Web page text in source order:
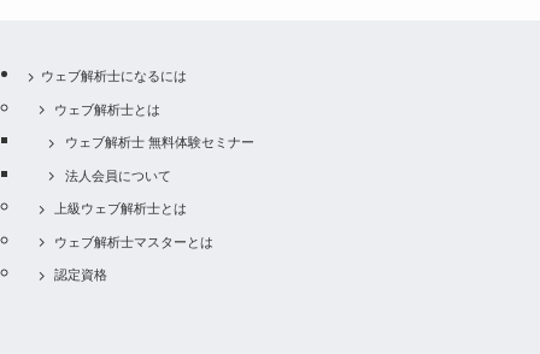
ウェブ解析士になるには
ウェブ解析士とは
ウェブ解析士 無料体験セミナー
法人会員について
上級ウェブ解析士とは
ウェブ解析士マスターとは
認定資格